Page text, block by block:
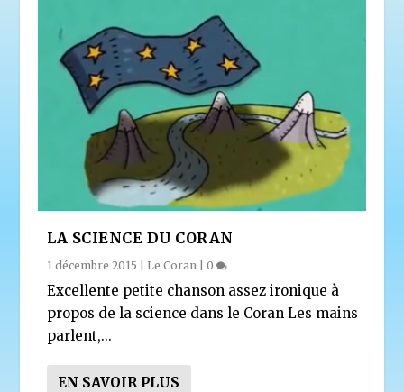
LA SCIENCE DU CORAN
1 décembre 2015 Le Coran |0
Excellente petite chanson assez ironique à
propos de la science dans le Coran Les mains
parlent,...
EN SAVOIR PLUS